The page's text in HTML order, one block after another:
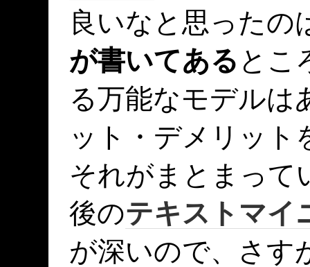
良いなと思ったの
が書いてある とこ
る万能なモデルは
ット・デメリット
それがまとまって
後のテキストマイ
が深いので、さす